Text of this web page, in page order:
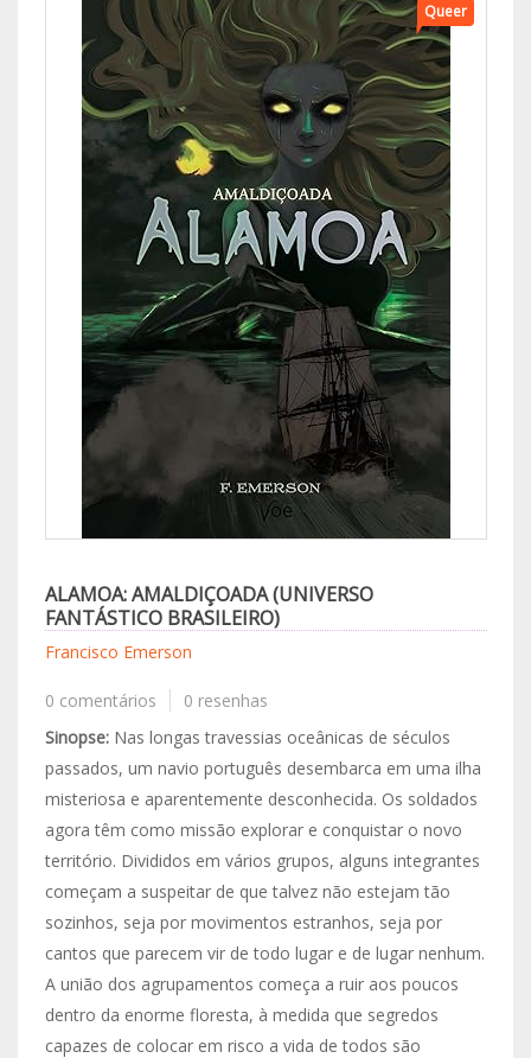
Queer
ALAMOA: AMALDIÇOADA (UNIVERSO
FANTÁSTICO BRASILEIRO)
Francisco Emerson
0 comentários
0 resenhas
Sinopse:Nas longas travessias oceânicas de séculos
passados, um navio português desembarca em uma ilha
misteriosa e aparentemente desconhecida. Os soldados
agora têm como missão explorar e conquistar o novo
território. Divididos em vários grupos, alguns integrantes
começam a suspeitar de que talvez não estejam tão
sozinhos, seja por movimentos estranhos, seja por
cantos que parecem vir de todo lugar e de lugar nenhum.
A união dos agrupamentos começa a ruir aos poucos
dentro da enorme floresta, à medida que segredos
capazes de colocar em risco a vida de todos são